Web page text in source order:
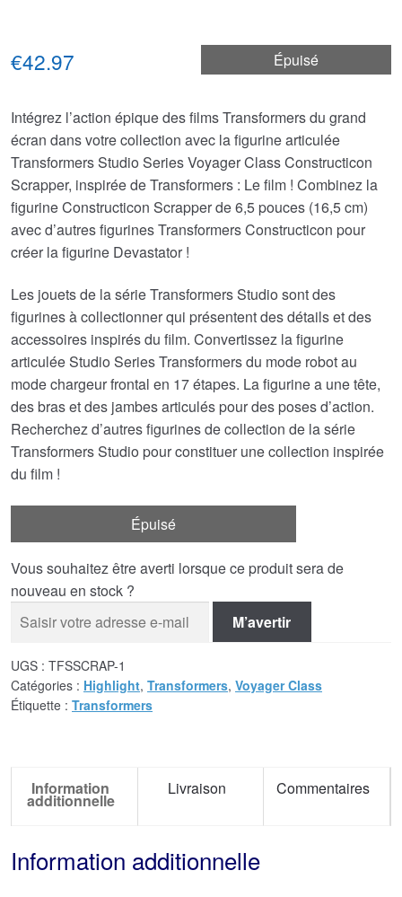
Épuisé
€42.97
Intégrez l’action épique des films Transformers du grand
écran dans votre collection avec la figurine articulée
Transformers Studio Series Voyager Class Constructicon
Scrapper, inspirée de Transformers : Le film ! Combinez la
figurine Constructicon Scrapper de 6,5 pouces (16,5 cm)
avec d’autres figurines Transformers Constructicon pour
créer la figurine Devastator !
Les jouets de la série Transformers Studio sont des
figurines à collectionner qui présentent des détails et des
accessoires inspirés du film. Convertissez la figurine
articulée Studio Series Transformers du mode robot au
mode chargeur frontal en 17 étapes. La figurine a une tête,
des bras et des jambes articulés pour des poses d’action.
Recherchez d’autres figurines de collection de la série
Transformers Studio pour constituer une collection inspirée
du film !
Épuisé
Vous souhaitez être averti lorsque ce produit sera de
nouveau en stock ?
M’avertir
UGS : TFSSCRAP-1
Catégories : Highlight, Transformers, Voyager Class
Étiquette : Transformers
Information
additionnelle
Livraison Commentaires
Information additionnelle